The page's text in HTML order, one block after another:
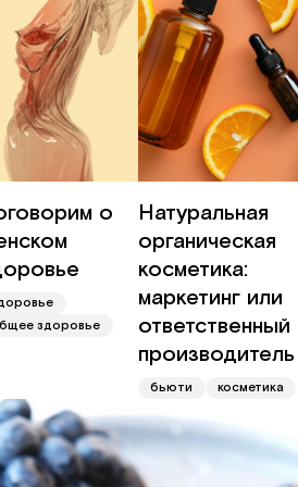
о
здоровье
Натуральная
органическая
косметика:
маркетинг или
ответственный
производитель
бьюти косметика